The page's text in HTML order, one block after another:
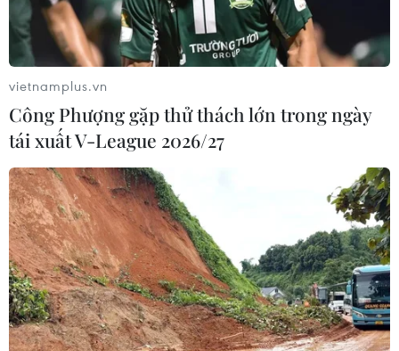
vietnamplus.vn
Công Phượng gặp thử thách lớn trong ngày
tái xuất V-League 2026/27